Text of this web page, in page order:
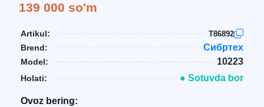
139 000 so'm
Artikul: T86892
Brend: Сибртех
Model: 10223
Holati: ● Sotuvda bor
Ovoz bering: